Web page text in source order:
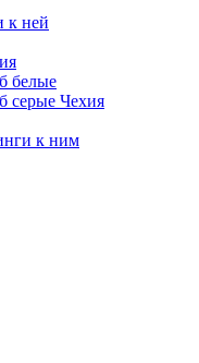
к ней
белые
серые Чехия
к ним